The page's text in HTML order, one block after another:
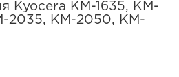
Kyocera KM-1635, KM-
2035, KM-2050, KM-